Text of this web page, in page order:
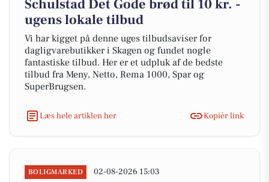
Schulstad Det Gode brød til 10 kr. -
ugens lokale tilbud
Vi har kigget på denne uges tilbudsaviser for
dagligvarebutikker i Skagen og fundet nogle
fantastiske tilbud. Her er et udpluk af de bedste
tilbud fra Meny, Netto, Rema 1000, Spar og
SuperBrugsen.
Læs hele artiklen her Kopiér link
BOLIGMARKED 02-08-2026 15:03